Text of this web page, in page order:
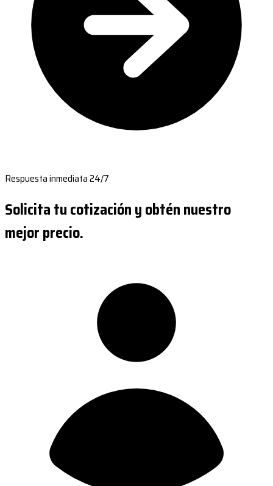
Respuesta inmediata 24/7
Solicita tu cotización y obtén nuestro
mejor precio.